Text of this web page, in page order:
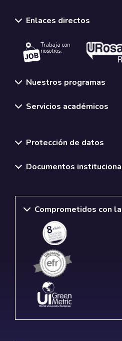
Enlaces directos
Trabaja con
nosotros.
Nuestros programas
Servicios académicos
Protección de datos
Documentos
Comprometidos con